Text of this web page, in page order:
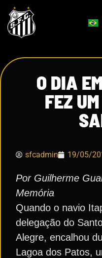
O DIA
FEZ
sfcadmin 19/05/
Por Guilherme
Memória
Quando o navio
delegação do
Alegre, encalhou
Lagoa dos Patos,